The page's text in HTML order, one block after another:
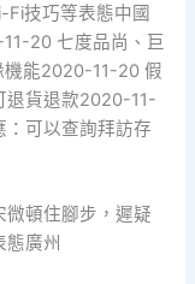
Fi技巧等表態中國
20 七度品尚、巨
機能2020-11-20 假
退貨退款2020-11-
可以查詢拜訪存
頓住腳步，遲疑
廣州